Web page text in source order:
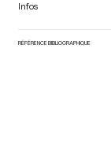
Infos
RÉFÉRENCE BIBLIOGRAPHIQUE